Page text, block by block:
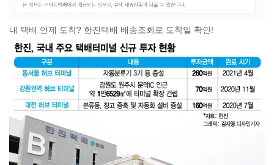
내 택배 언제 도착? 한진택배 배송조회로 도착일 확인!